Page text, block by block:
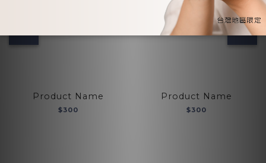
Product Name
$300
Product Name
$300